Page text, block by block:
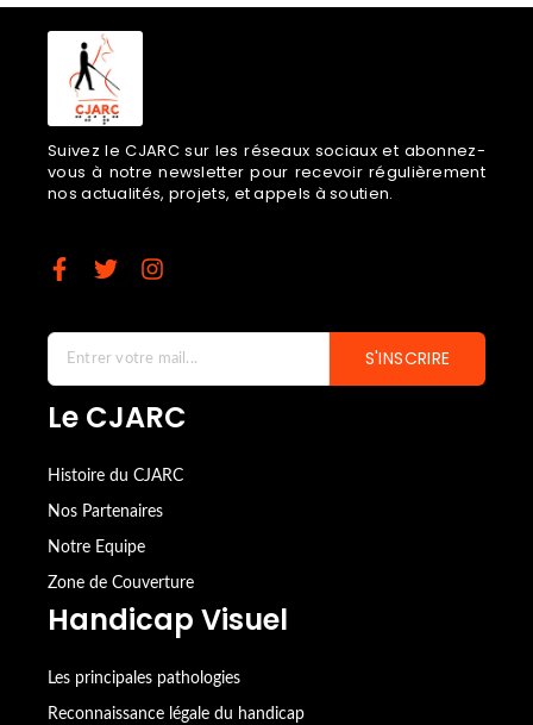
Suivez le CJARC sur les réseaux sociaux et abonnez-
vous à notre newsletter pour recevoir régulièrement
nos actualités, projets, et appels à soutien.
S'INSCRIRE
Le CJARC
Histoire du CJARC
Nos Partenaires
Notre Equipe
Zone de Couverture
Handicap Visuel
Les principales pathologies
Reconnaissance légale du handicap